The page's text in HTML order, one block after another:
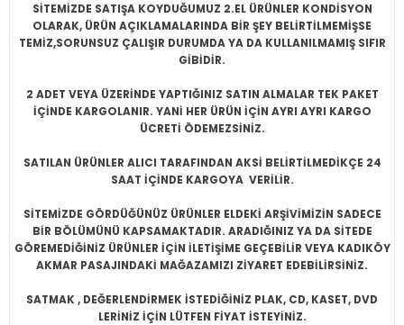
SİTEMİZDE SATIŞA KOYDUĞUMUZ 2.EL ÜRÜNLER KONDİSYON
OLARAK, ÜRÜN AÇIKLAMALARINDA BİR ŞEY BELİRTİLMEMİŞSE
TEMİZ,SORUNSUZ ÇALIŞIR DURUMDA YA DA KULLANILMAMIŞ SIFIR
GİBİDİR.
2 ADET VEYA ÜZERİNDE YAPTIĞINIZ SATIN ALMALAR TEK PAKET
İÇİNDE KARGOLANIR. YANİ HER ÜRÜN İÇİN AYRI AYRI KARGO
ÜCRETİ ÖDEMEZSİNİZ.
SATILAN ÜRÜNLER ALICI TARAFINDAN AKSİ BELİRTİLMEDİKÇE 24
SAAT İÇİNDE KARGOYA VERİLİR.
SİTEMİZDE GÖRDÜĞÜNÜZ ÜRÜNLER ELDEKİ ARŞİVİMİZİN SADECE
BİR BÖLÜMÜNÜ KAPSAMAKTADIR. ARADIĞINIZ YA DA SİTEDE
GÖREMEDİĞİNİZ ÜRÜNLER İÇİN İLETİŞİME GEÇEBİLİR VEYA KADIKÖY
AKMAR PASAJINDAKİ MAĞAZAMIZI ZİYARET EDEBİLİRSİNİZ.
SATMAK , DEĞERLENDİRMEK İSTEDİĞİNİZ PLAK, CD, KASET, DVD
LERİNİZ İÇİN LÜTFEN FİYAT İSTEYİNİZ.